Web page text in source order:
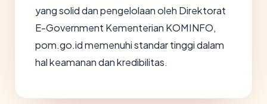
yang solid dan pengelolaan oleh Direktorat
E-Government Kementerian KOMINFO,
pom.go.id memenuhi standar tinggi dalam
hal keamanan dan kredibilitas.